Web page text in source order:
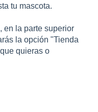
tu mascota.
en la parte superior
la opción "Tienda
quieras o